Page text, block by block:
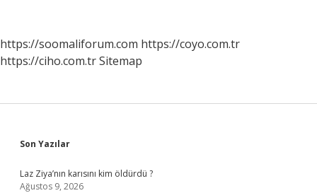
Yeter
Ilk
https://soomaliforum.com https://coyo.com.tr
https://ciho.com.trSitemap
Sidebar
Son Yazılar
Laz Ziya’nın karısını kim öldürdü ?
Ağustos 9, 2026